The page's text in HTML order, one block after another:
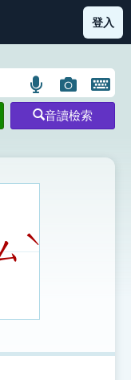
部首索引表圖示
登入
語
言
搜
示
圖
片
搜
開
鍵
圖
音讀檢索
ˋ